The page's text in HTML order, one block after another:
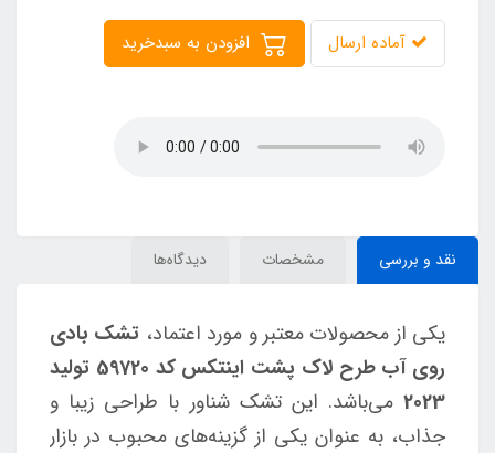
آماده ارسال
نقد و بررسی مشخصات دیدگاه‌ها
یکی از محصولات معتبر و مورد اعتماد، تشک بادی
روی آب طرح لاک پشت اینتکس کد 59720 تولید
2023 می‌باشد. این تشک شناور با طراحی زیبا و
جذاب، به عنوان یکی از گزینه‌های محبوب در بازار